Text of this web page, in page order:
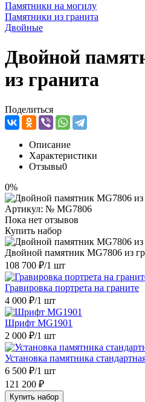
Памятники на могилу
Памятники из гранита
Двойные
Двойной
из гранита
Поделиться
Описание
Характеристики
Отзывы0
0%
Артикул: № MG7806
Пока нет отзывов
Купить набор
Двойной памятник MG7806 из
108 700 ₽/1 шт
Гравировка портрета на граните
4 000 ₽/1 шт
Шрифт MG1901
2 000 ₽/1 шт
Установка памятника
6 500 ₽/1 шт
121 200 ₽
Купить набор